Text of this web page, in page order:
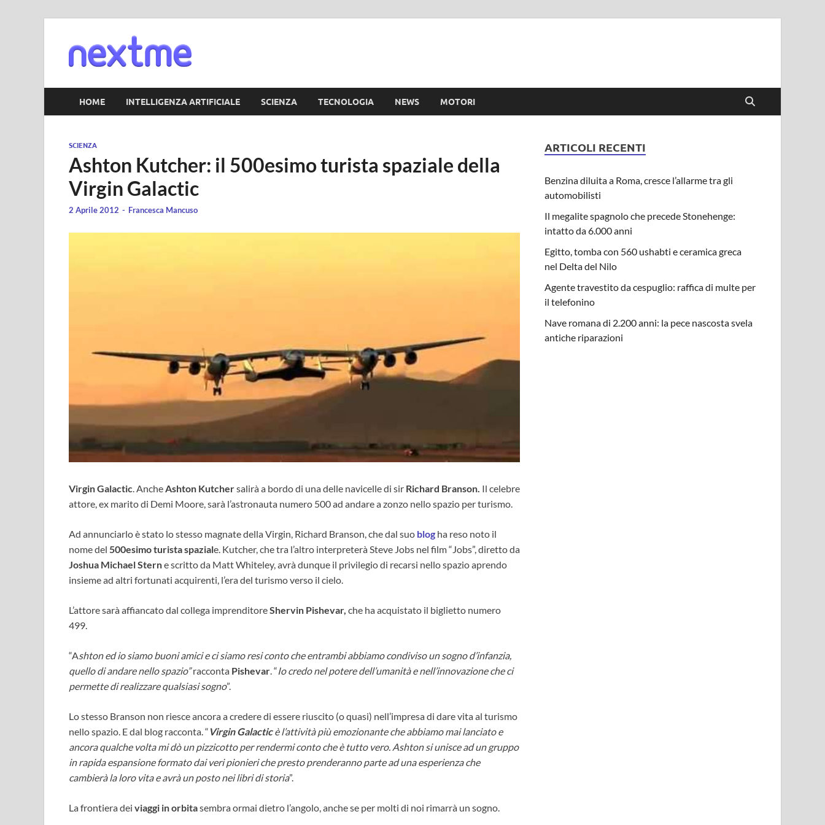
HOME INTELLIGENZA ARTIFICIALE SCIENZA TECNOLOGIA NEWS MOTORI
SCIENZA
Ashton Kutcher: il 500esimo turista spaziale della
Virgin Galactic
2 Aprile 2012 - Francesca Mancuso
Virgin Galactic. AncheAshton Kutchersalirà a bordo di una delle navicelle di sir Richard Branson. Il celebre
attore, ex marito di Demi Moore, sarà l’astronauta numero 500 ad andare a zonzo nello spazio per turismo.
Ad annunciarlo è stato lo stesso magnate della Virgin, Richard Branson, che dal suo blog ha reso noto il
nome del 500esimo turista spaziale. Kutcher, che tra l’altro interpreterà Steve Jobs nel film “Jobs”, diretto da
Joshua Michael Sterne scritto da Matt Whiteley, avrà dunque il privilegio di recarsi nello spazio aprendo
insieme ad altri fortunati acquirenti, l’era del turismo verso il cielo.
L’attore sarà affiancato dal collega imprenditoreShervin Pishevar, che ha acquistato il biglietto numero
499.
“Ashton ed io siamo buoni amici e ci siamo resi conto che entrambi abbiamo condiviso un sogno d’infanzia,
quello di andare nello spazio”racconta Pishevar. “Io credo nel potere dell’umanità e nell’innovazione che ci
permette di realizzare qualsiasi sogno”.
Lo stesso Branson non riesce ancora a credere di essere riuscito (o quasi) nell’impresa di dare vita al turismo
nello spazio. E dal blog racconta. “ Virgin Galacticè l’attività più emozionante che abbiamo mai lanciato e
ancora qualche volta mi dò un pizzicotto per rendermi conto che è tutto vero. Ashton si unisce ad un gruppo
in rapida espansione formato dai veri pionieri che presto prenderanno parte ad una esperienza che
cambierà la loro vita e avrà un posto nei libri di storia”.
La frontiera dei viaggi in orbitasembra ormai dietro l’angolo, anche se per molti di noi rimarrà un sogno.
ARTICOLI RECENTI
Benzina diluita a Roma, cresce l’allarme tra gli
automobilisti
Il megalite spagnolo che precede Stonehenge:
intatto da 6.000 anni
Egitto, tomba con 560 ushabti e ceramica greca
nel Delta del Nilo
Agente travestito da cespuglio: raffica di multe per
il telefonino
Nave romana di 2.200 anni: la pece nascosta svela
antiche riparazioni